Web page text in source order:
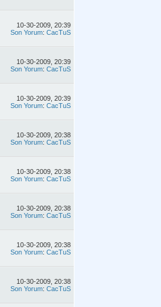
10-30-2009, 20:39
Son Yorum: CacTuS
10-30-2009, 20:39
Son Yorum: CacTuS
10-30-2009, 20:39
Son Yorum: CacTuS
10-30-2009, 20:38
Son Yorum: CacTuS
10-30-2009, 20:38
Son Yorum: CacTuS
10-30-2009, 20:38
Son Yorum: CacTuS
10-30-2009, 20:38
Son Yorum: CacTuS
10-30-2009, 20:38
Son Yorum: CacTuS